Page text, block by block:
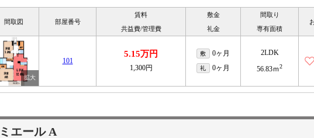
間取図 部屋番号
賃料
共益費/管理費
敷金
礼金
間取り
専有面積
101
5.15万円
1,300円
敷 0ヶ月
礼 0ヶ月
2LDK
56.83ｍ2
エール A